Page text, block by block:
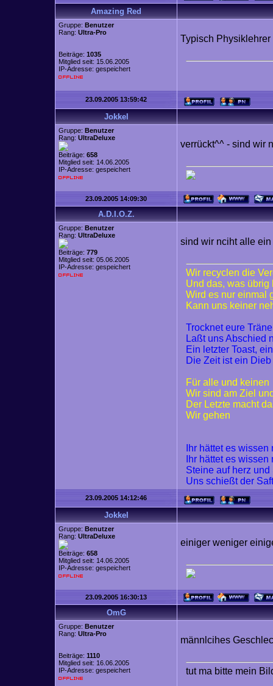
Amazing Red
Gruppe: Benutzer
Rang: Ultra-Pro
Beiträge: 1035
Mitglied seit: 15.06.2005
IP-Adresse: gespeichert
Typisch Physiklehrer
23.09.2005 13:59:42
Jokkel
Gruppe: Benutzer
Rang: UltraDeluxe
Beiträge: 658
Mitglied seit: 14.06.2005
IP-Adresse: gespeichert
verrückt^^ - sind wir
23.09.2005 14:09:30
A.D.I.O.Z.
Gruppe: Benutzer
Rang: UltraDeluxe
Beiträge: 779
Mitglied seit: 05.06.2005
IP-Adresse: gespeichert
sind wir nciht alle
Wir recyclen die
Und das, was übrig
Wird es nur einmal
Kann uns keiner
Trocknet eure
Laßt uns Abschied
Ein letzter Toast,
Die Zeit ist ein Dieb
Für alle und keinen
Wir sind am Ziel
Der Letzte macht
Wir gehen
Ihr hättet es wissen
Ihr hättet es wissen
Steine auf herz und
Uns schießt der
23.09.2005 14:12:46
Jokkel
Gruppe: Benutzer
Rang: UltraDeluxe
Beiträge: 658
Mitglied seit: 14.06.2005
IP-Adresse: gespeichert
einiger weniger
23.09.2005 16:30:13
OmG
Gruppe: Benutzer
Rang: Ultra-Pro
Beiträge: 1110
Mitglied seit: 16.06.2005
IP-Adresse: gespeichert
männlcihes
tut ma bitte mein